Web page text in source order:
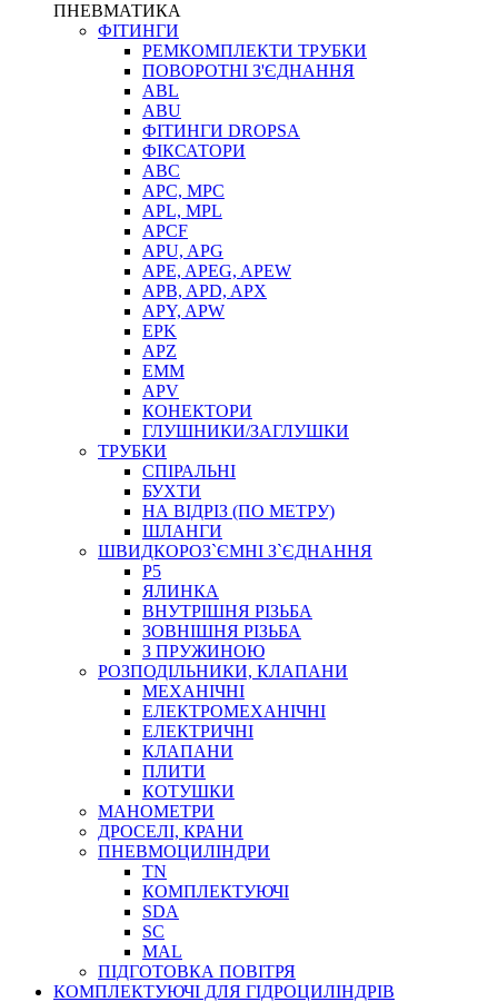
ПНЕВМАТИКА
ФІТИНГИ
РЕМКОМПЛЕКТИ ТРУБКИ
ПОВОРОТНІ З'ЄДНАННЯ
ABL
ABU
ФІТИНГИ DROPSA
ФІКСАТОРИ
ABC
APC, MPC
APL, MPL
APCF
APU, APG
APE, APEG, APEW
APB, APD, APX
APY, APW
EPK
APZ
EMM
APV
КОНЕКТОРИ
ГЛУШНИКИ/ЗАГЛУШКИ
ТРУБКИ
СПІРАЛЬНІ
БУХТИ
НА ВІДРІЗ (ПО МЕТРУ)
ШЛАНГИ
ШВИДКОРОЗ`ЄМНІ З`ЄДНАННЯ
P5
ЯЛИНКА
ВНУТРІШНЯ РІЗЬБА
ЗОВНІШНЯ РІЗЬБА
З ПРУЖИНОЮ
РОЗПОДІЛЬНИКИ, КЛАПАНИ
МЕХАНІЧНІ
ЕЛЕКТРОМЕХАНІЧНІ
ЕЛЕКТРИЧНІ
КЛАПАНИ
ПЛИТИ
КОТУШКИ
МАНОМЕТРИ
ДРОСЕЛІ, КРАНИ
ПНЕВМОЦИЛІНДРИ
TN
КОМПЛЕКТУЮЧІ
SDA
SC
MAL
ПІДГОТОВКА ПОВІТРЯ
КОМПЛЕКТУЮЧІ ДЛЯ ГІДРОЦИЛІНДРІВ